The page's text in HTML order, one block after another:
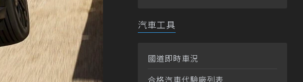
汽車工具
國道即時車況
合格汽車代驗廠列表